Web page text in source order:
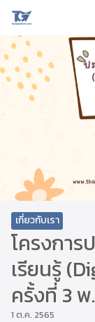
Skip
content
Search
for:
เกี่ยวกับเรา
โครงการ
เรียนรู้
ครั้งที่ 3 พ
1 ต.ค. 2565